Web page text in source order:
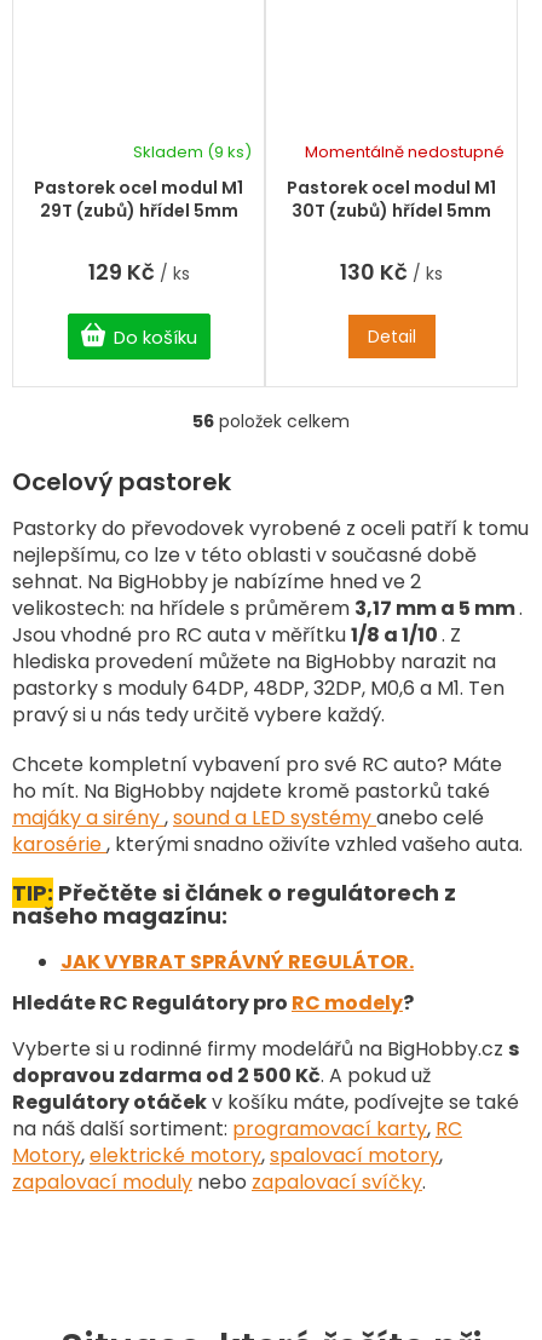
Pastorek ocel modul M1
29T (zubů) hřídel 5mm
Skladem (9 ks)
129 Kč / ks
Do košíku
Pastorek ocel modul M1
30T (zubů) hřídel 5mm
Momentálně nedostupné
130 Kč / ks
Detail
O
d
a
c
í
p
r
v
k
y
v
ý
p
i
s
u
56 položek celkem
Ocelový pastorek
Pastorky do převodovek vyrobené z oceli patří k tomu
nejlepšímu, co lze v této oblasti v současné době
sehnat. Na BigHobby je nabízíme hned ve 2
velikostech: na hřídele s průměrem 3,17 mm a 5 mm.
Jsou vhodné pro RC auta v měřítku1/8 a 1/10. Z
hlediska provedení můžete na BigHobby narazit na
pastorky s moduly 64DP, 48DP, 32DP, M0,6 a M1. Ten
pravý si u nás tedy určitě vybere každý.
Chcete kompletní vybavení pro své RC auto? Máte
ho mít. Na BigHobby najdete kromě pastorků také
majáky a sirény,sound a LED systémyanebo celé
karosérie, kterými snadno oživíte vzhled vašeho auta.
TIP: Přečtěte si článek o regulátorech z
našeho magazínu:
JAK VYBRAT SPRÁVNÝ REGULÁTOR.
Hledáte RC Regulátory pro RC modely?
Vyberte si u rodinné firmy modelářů na BigHobby.cz s
dopravou zdarma od 2 500 Kč. A pokud už
Regulátory otáčekv košíku máte, podívejte se také
na náš další sortiment: programovací karty, RC
Motory,elektrické motory,spalovací motory,
zapalovací moduly nebo zapalovací svíčky.